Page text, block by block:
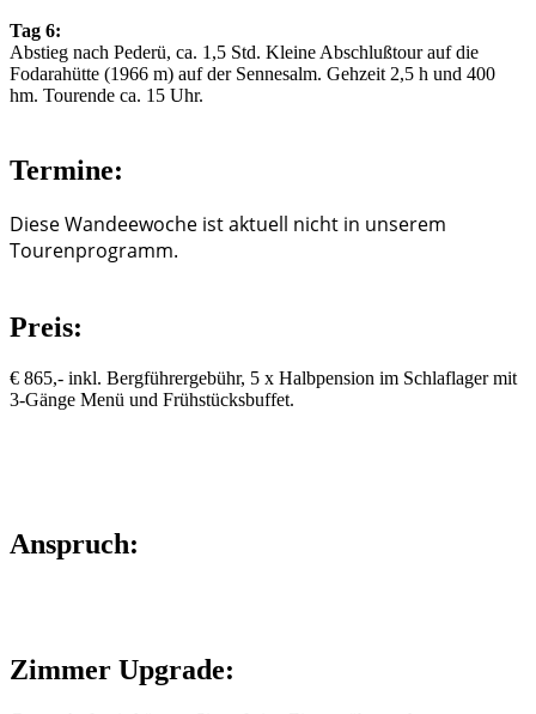
Tag 6:
Abstieg nach Pederü, ca. 1,5 Std. Kleine Abschlußtour auf die
Fodarahütte (1966 m) auf der Sennesalm. Gehzeit 2,5 h und 400
hm. Tourende ca. 15 Uhr.
Termine:
Diese Wandeewoche ist aktuell nicht in unserem
Tourenprogramm.
Preis:
€ 865,- inkl. Bergführergebühr, 5 x Halbpension im Schlaflager mit
3-Gänge Menü und Frühstücksbuffet.
Anspruch:
Zimmer Upgrade: